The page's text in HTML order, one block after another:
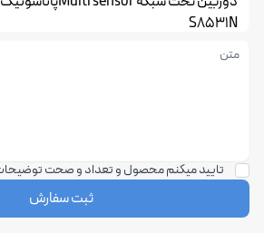
S8531N
تایید میکنم محصول و تعداد و صحت
ثبت سفارش